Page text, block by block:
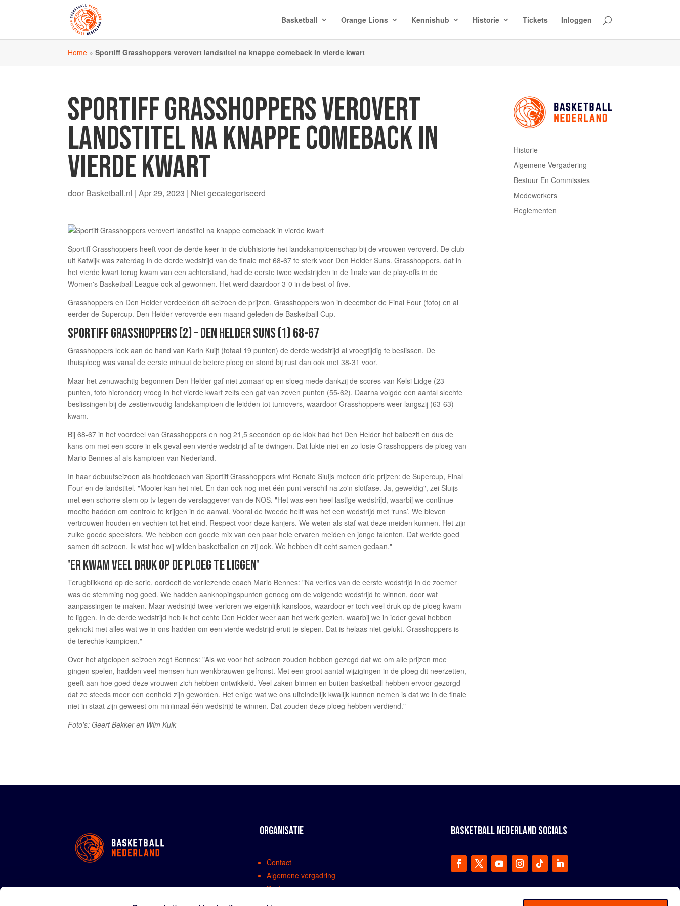
Basketball Orange Lions Kennishub Historie Tickets Inloggen
Home »Sportiff Grasshoppers verovert landstitel na knappe comeback in vierde kwart
SPORTIFF GRASSHOPPERS VEROVERT
LANDSTITEL NA KNAPPE COMEBACK IN
VIERDE KWART
door Basketball.nl |Apr 29, 2023 | Niet gecategoriseerd
Sportiff Grasshoppers heeft voor de derde keer in de clubhistorie het landskampioenschap bij de vrouwen veroverd. De club
uit Katwijk was zaterdag in de derde wedstrijd van de finale met 68-67 te sterk voor Den Helder Suns. Grasshoppers, dat in
het vierde kwart terug kwam van een achterstand, had de eerste twee wedstrijden in de finale van de play-offs in de
Women's Basketball League ook al gewonnen. Het werd daardoor 3-0 in de best-of-five.
Grasshoppers en Den Helder verdeelden dit seizoen de prijzen. Grasshoppers won in december de Final Four (foto) en al
eerder de Supercup. Den Helder veroverde een maand geleden de Basketball Cup.
SPORTIFF GRASSHOPPERS (2) – DEN HELDER SUNS (1) 68-67
Grasshoppers leek aan de hand van Karin Kuijt (totaal 19 punten) de derde wedstrijd al vroegtijdig te beslissen. De
thuisploeg was vanaf de eerste minuut de betere ploeg en stond bij rust dan ook met 38-31 voor.
Maar het zenuwachtig begonnen Den Helder gaf niet zomaar op en sloeg mede dankzij de scores van Kelsi Lidge (23
punten, foto hieronder) vroeg in het vierde kwart zelfs een gat van zeven punten (55-62). Daarna volgde een aantal slechte
beslissingen bij de zestienvoudig landskampioen die leidden tot turnovers, waardoor Grasshoppers weer langszij (63-63)
kwam.
Bij 68-67 in het voordeel van Grasshoppers en nog 21,5 seconden op de klok had het Den Helder het balbezit en dus de
kans om met een score in elk geval een vierde wedstrijd af te dwingen. Dat lukte niet en zo loste Grasshoppers de ploeg van
Mario Bennes af als kampioen van Nederland.
In haar debuutseizoen als hoofdcoach van Sportiff Grasshoppers wint Renate Sluijs meteen drie prijzen: de Supercup, Final
Four en de landstitel. "Mooier kan het niet. En dan ook nog met één punt verschil na zo'n slotfase. Ja, geweldig", zei Sluijs
met een schorre stem op tv tegen de verslaggever van de NOS. "Het was een heel lastige wedstrijd, waarbij we continue
moeite hadden om controle te krijgen in de aanval. Vooral de tweede helft was het een wedstrijd met ‘runs’. We bleven
vertrouwen houden en vechten tot het eind. Respect voor deze kanjers. We weten als staf wat deze meiden kunnen. Het zijn
zulke goede speelsters. We hebben een goede mix van een paar hele ervaren meiden en jonge talenten. Dat werkte goed
samen dit seizoen. Ik wist hoe wij wilden basketballen en zij ook. We hebben dit echt samen gedaan."
'ER KWAM VEEL DRUK OP DE PLOEG TE LIGGEN'
Terugblikkend op de serie, oordeelt de verliezende coach Mario Bennes: "Na verlies van de eerste wedstrijd in de zoemer
was de stemming nog goed. We hadden aanknopingspunten genoeg om de volgende wedstrijd te winnen, door wat
aanpassingen te maken. Maar wedstrijd twee verloren we eigenlijk kansloos, waardoor er toch veel druk op de ploeg kwam
te liggen. In de derde wedstrijd heb ik het echte Den Helder weer aan het werk gezien, waarbij we in ieder geval hebben
geknokt met alles wat we in ons hadden om een vierde wedstrijd eruit te slepen. Dat is helaas niet gelukt. Grasshoppers is
de terechte kampioen."
Over het afgelopen seizoen zegt Bennes: "Als we voor het seizoen zouden hebben gezegd dat we om alle prijzen mee
gingen spelen, hadden veel mensen hun wenkbrauwen gefronst. Met een groot aantal wijzigingen in de ploeg dit neerzetten,
geeft aan hoe goed deze vrouwen zich hebben ontwikkeld. Veel zaken binnen en buiten basketball hebben ervoor gezorgd
dat ze steeds meer een eenheid zijn geworden. Het enige wat we ons uiteindelijk kwalijk kunnen nemen is dat we in de finale
niet in staat zijn geweest om minimaal één wedstrijd te winnen. Dat zouden deze ploeg hebben verdiend."
Foto's: Geert Bekker en Wim Kulk
Historie
Algemene Vergadering
Bestuur En Commissies
Medewerkers
Reglementen
ORGANISATIE
Contact
Algemene vergadring
Bestuur
BASKETBALL NEDERLAND SOCIALS